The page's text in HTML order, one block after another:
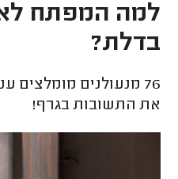
למה המפתח
בדלת?
76 מנעולנים מומלצים
את התשובות בגרף!